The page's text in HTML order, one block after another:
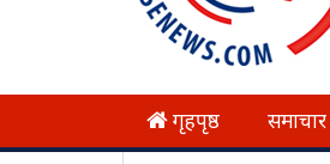
गृहपृष्ठ समाचार